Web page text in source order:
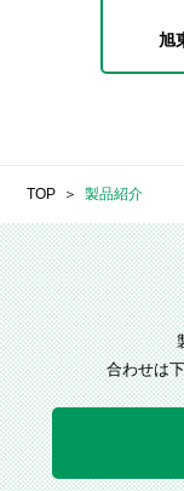
旭
TOP 製品紹介
合わせは